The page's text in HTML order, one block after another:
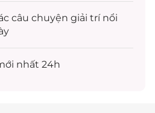
câu chuyện giải trínổi
nhất 24h